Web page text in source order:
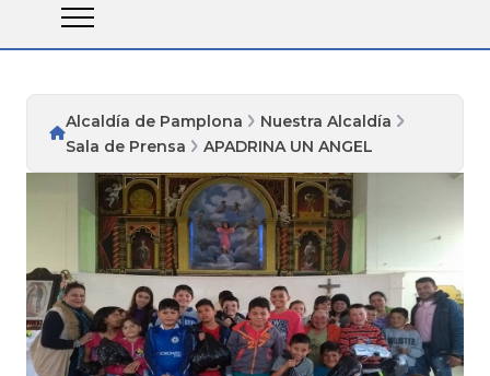
Alcaldía de Pamplona
Nuestra Alcaldía
Sala de Prensa
APADRINA UN ANGEL